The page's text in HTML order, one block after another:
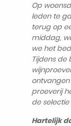
Contact
Op
leden te
terug op
middag,
we het
Tijdens de
proeverij
de
Hartelijk